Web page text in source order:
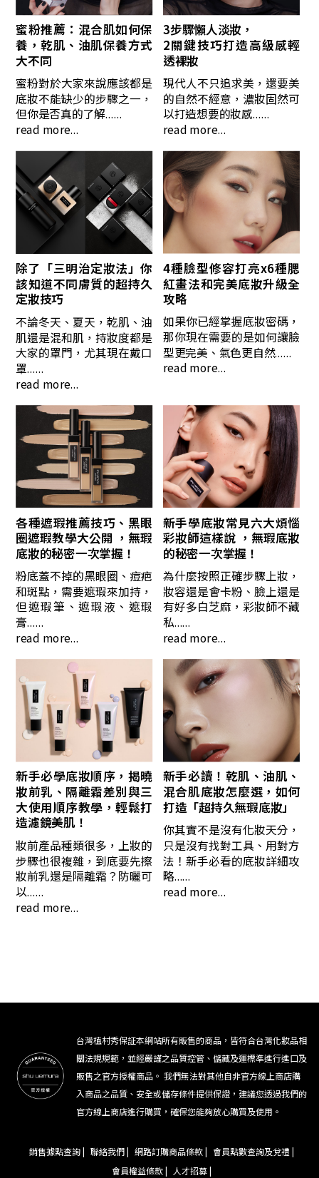
蜜粉推薦：混合肌如何保
養，乾肌、油肌保養方式
大不同
蜜粉對於大家來說應該都是
底妝不能缺少的步驟之一，
但你是否真的了解......
read more...
3步驟懶人淡妝，
2關鍵技巧打造高級感輕
透裸妝
現代人不只追求美，還要美
的自然不經意，濃妝固然可
以打造想要的妝感......
read more...
除了「三明治定妝法」你
該知道不同膚質的超持久
定妝技巧
不論冬天、夏天，乾肌、油
肌還是混和肌，持妝度都是
大家的罩門，尤其現在戴口
罩......
read more...
4種臉型修容打亮x6種腮
紅畫法和完美底妝升級全
攻略
如果你已經掌握底妝密碼，
那你現在需要的是如何讓臉
型更完美、氣色更自然......
read more...
各種遮瑕推薦技巧、黑眼
圈遮瑕教學大公開 ，無瑕
底妝的秘密一次掌握！
粉底蓋不掉的黑眼圈、痘疤
和斑點，需要遮瑕來加持，
但遮瑕筆、遮瑕液、遮瑕
膏......
read more...
新手學底妝常見六大煩惱
彩妝師這樣說 ，無瑕底妝
的秘密一次掌握！
為什麼按照正確步驟上妝，
妝容還是會卡粉、臉上還是
有好多白芝麻，彩妝師不藏
私......
read more...
新手必學底妝順序，揭曉
妝前乳、隔離霜差別與三
大使用順序教學，輕鬆打
造濾鏡美肌！
妝前產品種類很多，上妝的
步驟也很複雜，到底要先擦
妝前乳還是隔離霜？防曬可
以......
read more...
新手必讀！乾肌、油肌、
混合肌底妝怎麼選，如何
打造「超持久無瑕底妝」
你其實不是沒有化妝天分，
只是沒有找對工具、用對方
法！新手必看的底妝詳細攻
略......
read more...
台灣植村秀保証本網站所有販售的商品，皆符合台灣化妝品相
關法規規範，並經嚴謹之品質控管、儲藏及運標準進行進口及
販售之官方授權商品。 我們無法對其他自非官方線上商店購
入商品之品質、安全或儲存條件提供保證，建議您透過我們的
官方線上商店進行購買，確保您能夠放心購買及使用。
銷售據點查詢 | 聯絡我們 | 網路訂購商品條款 | 會員點數查詢及兌禮 |
會員權益條款 |
人才招募 |